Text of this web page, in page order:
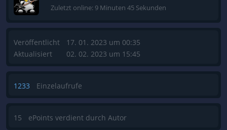
Zuletzt online: 9 Minuten 45 Sekunden
Veröffentlicht
Aktualisiert
17. 01. 2023 um 00:35
02. 02. 2023 um 15:45
1233 Einzelaufrufe
15 ePoints verdient durch Autor